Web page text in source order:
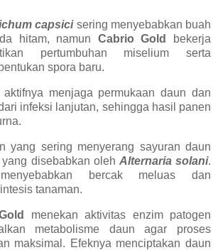
capsicisering menyebabkan buah
hitam, namun Cabrio Gold
bekerja
pertumbuhan miselium serta
spora baru.
menjaga permukaan daun dan
infeksi lanjutan, sehingga hasil panen
yang sering menyerang sayuran daun
disebabkan oleh Alternaria solani.
bercak meluas dan
tanaman.
menekan aktivitas enzim patogen
metabolisme daun agar proses
maksimal. Efeknya menciptakan daun